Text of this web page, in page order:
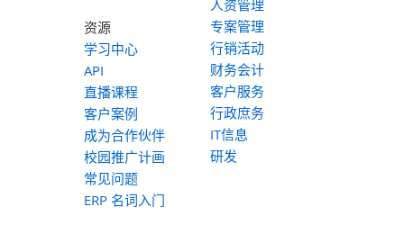
资源
学习中心
API
直播课程
客户案例
成为合作伙伴
校园推广计画
常见问题
ERP 名词入门
人资管理
专案管理
行销活动
财务会计
客户服务
行政庶务
IT信息
研发